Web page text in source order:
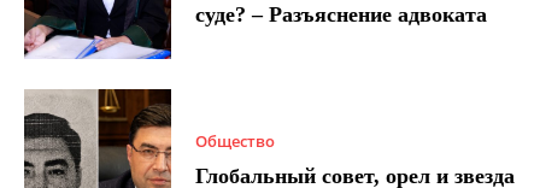
суде? – Разъяснение адвоката
Общество
Глобальный совет, орел и звезда